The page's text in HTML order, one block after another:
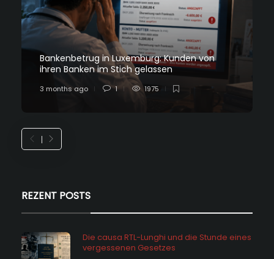
Bankenbetrug in Luxemburg: Kunden von
ihren Banken im Stich gelassen
3 months ago 1 1975
REZENT POSTS
Die causa RTL-Lunghi und die Stunde eines
vergessenen Gesetzes